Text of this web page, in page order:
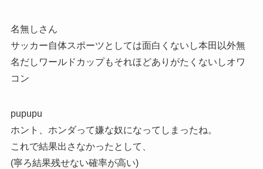
名無しさん
サッカー自体スポーツとしては面白くないし本田以外無
名だしワールドカップもそれほどありがたくないしオワ
コン
pupupu
ホント、ホンダって嫌な奴になってしまったね。
これで結果出さなかったとして、
(寧ろ結果残せない確率が高い)